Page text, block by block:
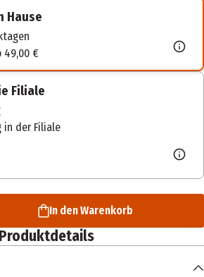
Hause
49,00 €
Filiale
in der Filiale
In den Warenkorb
Produktdetails